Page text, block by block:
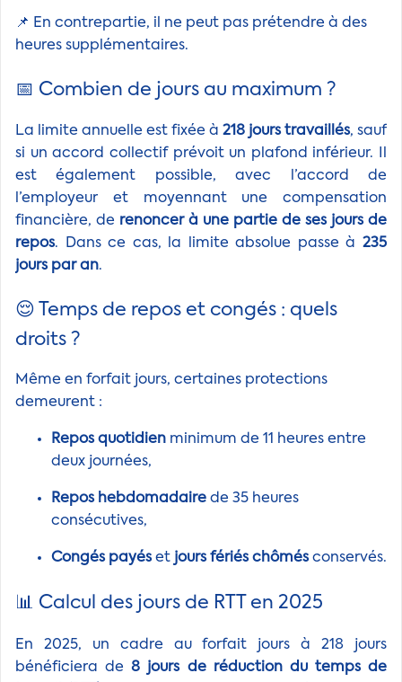
📌 En contrepartie, il ne peut pas prétendre à des
heures supplémentaires.
📅 Combien de jours au maximum ?
La limite annuelle est fixée à 218 jours travaillés, sauf
si un accord collectif prévoit un plafond inférieur. Il
est également possible, avec l’accord de
l’employeur et moyennant une compensation
financière, de renoncer à une partie de ses jours de
repos. Dans ce cas, la limite absolue passe à 235
jours par an.
😌 Temps de repos et congés : quels
droits ?
Même en forfait jours, certaines protections
demeurent :
Repos quotidien minimum de 11 heures entre
deux journées,
Repos hebdomadaire de 35 heures
consécutives,
Congés payéset jours fériés chômésconservés.
📊 Calcul des jours de RTT en 2025
En 2025, un cadre au forfait jours à 218 jours
bénéficiera de8 jours de réduction du temps de